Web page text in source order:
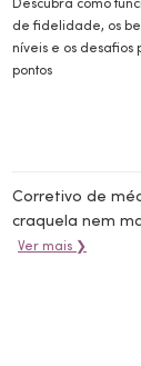
de fidelidade, os
níveis e os
pontos
Corretivo de
craquela nem
Ver mais ❯